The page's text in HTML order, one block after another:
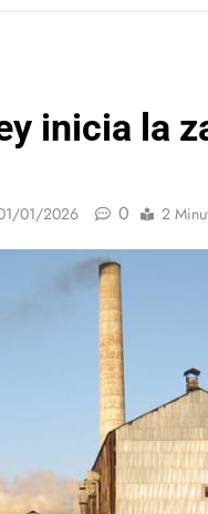
inicia la
01/2026 0 2